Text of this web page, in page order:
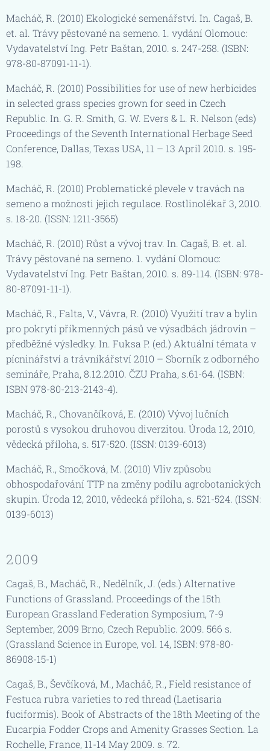
Macháč, R. (2010) Ekologické semenářství. In. Cagaš, B.
et. al. Trávy pěstované na semeno. 1. vydání Olomouc:
Vydavatelství Ing. Petr Baštan, 2010. s. 247-258. (ISBN:
978-80-87091-11-1).
Macháč, R. (2010) Possibilities for use of new herbicides
in selected grass species grown for seed in Czech
Republic. In. G. R. Smith, G. W. Evers & L. R. Nelson (eds)
Proceedings of the Seventh International Herbage Seed
Conference, Dallas, Texas USA, 11 – 13 April 2010. s. 195-
198.
Macháč, R. (2010) Problematické plevele v travách na
semeno a možnosti jejich regulace. Rostlinolékař 3, 2010.
s. 18-20. (ISSN: 1211-3565)
Macháč, R. (2010) Růst a vývoj trav. In. Cagaš, B. et. al.
Trávy pěstované na semeno. 1. vydání Olomouc:
Vydavatelství Ing. Petr Baštan, 2010. s. 89-114. (ISBN: 978-
80-87091-11-1).
Macháč, R., Falta, V., Vávra, R. (2010) Využití trav a bylin
pro pokrytí příkmenných pásů ve výsadbách jádrovin –
předběžné výsledky. In. Fuksa P. (ed.) Aktuální témata v
pícninářství a trávníkářství 2010 – Sborník z odborného
semináře, Praha, 8.12.2010. ČZU Praha, s.61-64. (ISBN:
ISBN 978-80-213-2143-4).
Macháč, R., Chovančíková, E. (2010) Vývoj lučních
porostů s vysokou druhovou diverzitou. Úroda 12, 2010,
vědecká příloha, s. 517-520. (ISSN: 0139-6013)
Macháč, R., Smočková, M. (2010) Vliv způsobu
obhospodařování TTP na změny podílu agrobotanických
skupin. Úroda 12, 2010, vědecká příloha, s. 521-524. (ISSN:
0139-6013)
2009
Cagaš, B., Macháč, R., Nedělník, J. (eds.) Alternative
Functions of Grassland. Proceedings of the 15th
European Grassland Federation Symposium, 7-9
September, 2009 Brno, Czech Republic. 2009. 566 s.
(Grassland Science in Europe, vol. 14, ISBN: 978-80-
86908-15-1)
Cagaš, B., Ševčíková, M., Macháč, R., Field resistance of
Festuca rubra varieties to red thread (Laetisaria
fuciformis). Book of Abstracts of the 18th Meeting of the
Eucarpia Fodder Crops and Amenity Grasses Section. La
Rochelle, France, 11-14 May 2009. s. 72.